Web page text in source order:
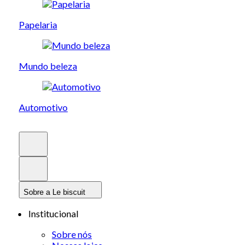
Papelaria
Mundo beleza
Automotivo
Sobre a Le biscuit
Institucional
Sobre nós